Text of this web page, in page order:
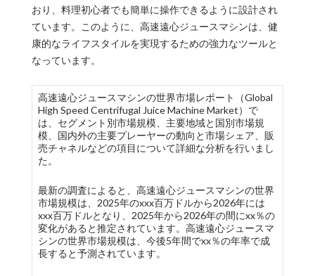
おり、料理初心者でも簡単に操作できるように設計され
ています。このように、高速遠心ジュースマシンは、健
康的なライフスタイルを実現するための強力なツールと
なっています。
高速遠心ジュースマシンの世界市場レポート（Global
High Speed Centrifugal Juice Machine Market）で
は、セグメント別市場規模、主要地域と国別市場規
模、国内外の主要プレーヤーの動向と市場シェア、販
売チャネルなどの項目について詳細な分析を行いまし
た。
最新の調査によると、高速遠心ジュースマシンの世界
市場規模は、2025年のxxx百万ドルから2026年には
xxx百万ドルとなり、2025年から2026年の間にxx％の
変化があると推定されています。高速遠心ジュースマ
シンの世界市場規模は、今後5年間でxx％の年率で成
長すると予測されています。